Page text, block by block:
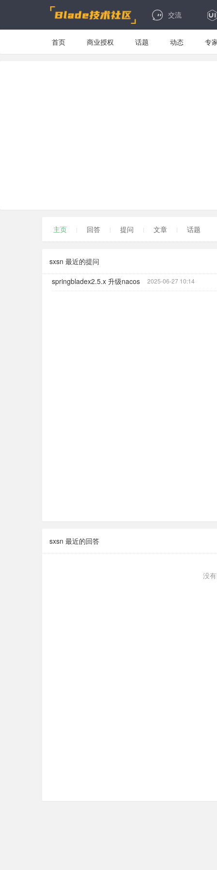
交流
首页 商业授权 话题 动态 专
主页 回答 提问 文章 话题
sxsn 最近的提问
springbladex2.5.x 升级nacos 2025-06-27 10:14
sxsn 最近的回答
没